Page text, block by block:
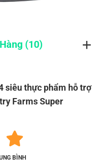
(10)
siêu thực phẩm hỗ trợ
Farms Super
BÌNH